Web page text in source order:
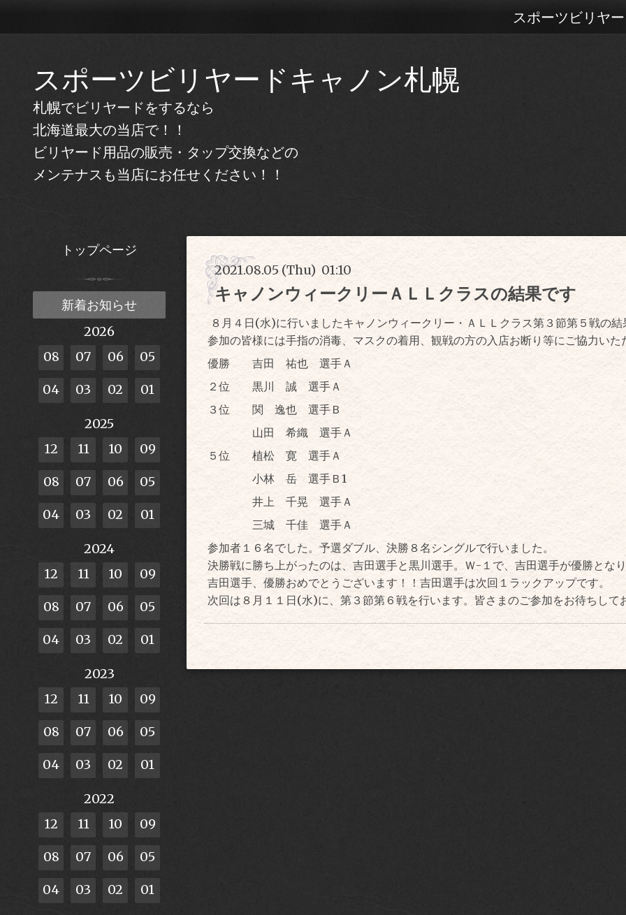
スポーツビリヤ
スポーツビリヤードキャノン札幌
札幌でビリヤードをするなら
北海道最大の当店で！！
ビリヤード用品の販売・タップ交換などの
メンテナスも当店にお任せください！！
2021.08.05 (Thu) 01:10
キャノンウィークリーＡＬＬクラスの結果です
８月４日(水)に行いましたキャノンウィークリー・ＡＬＬクラス第３節第５戦の結
参加の皆様には手指の消毒、マスクの着用、観戦の方の入店お断り等にご協力いた
優勝 吉田 祐也 選手Ａ
２位 黒川 誠 選手Ａ
３位 関 逸也 選手Ｂ
山田 希織 選手Ａ
５位 植松 寛 選手Ａ
小林 岳 選手Ｂ1
井上 千晃 選手Ａ
三城 千佳 選手Ａ
参加者１６名でした。 予選ダブル、決勝８名シングルで行いました。
決勝戦に勝ち上がったのは、吉田選手と黒川選手。 Ｗ-１で、吉田選手が優勝とな
吉田選手、優勝おめでとうございます！！ 吉田選手は次回１ラックアップです。
次回は８月１１日(水)に、第３節第６戦を行います。 皆さまのご参加をお待ちして
トップページ
新着お知らせ
2026
08
07 06 05
04 03 02 01
2025
12
11 10 09
08 07 06 05
04 03 02 01
2024
12
11 10 09
08 07 06 05
04 03 02 01
2023
12
11 10 09
08 07 06 05
04 03 02 01
2022
12
11 10 09
08 07 06 05
04 03 02 01